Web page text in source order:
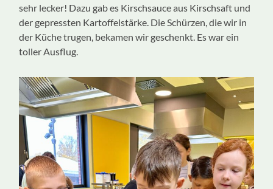
sehr lecker! Dazu gab es Kirschsauce aus Kirschsaft und
der gepressten Kartoffelstärke. Die Schürzen, die wir in
der Küche trugen, bekamen wir geschenkt. Es war ein
toller Ausflug.